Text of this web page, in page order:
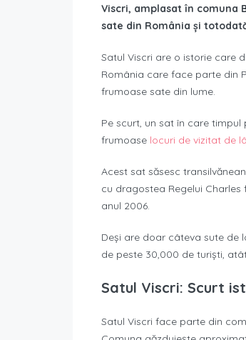
Viscri, amplasat în comuna
sate din România și
Satul Viscri are o istorie care
România care face parte din
frumoase sate din lume.
Pe scurt, un sat în care
frumoase locuri de vizitat de
Acest sat săsesc
cu dragostea Regelui
anul 2006.
Deși are doar câteva sute de
de peste 30,000 de turiști,
Satul Viscri: Scurt
Satul Viscri face parte din